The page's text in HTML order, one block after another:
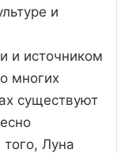
и
и источником
многих
существуют
Луна